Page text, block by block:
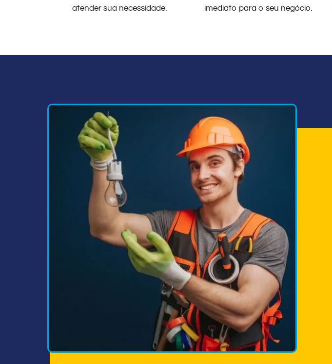
atender sua necessidade.
imediato para o seu negócio.